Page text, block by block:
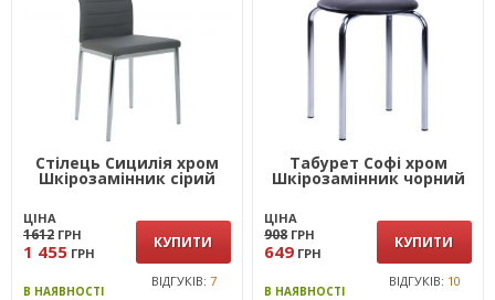
Стілець Сицилія хром
Шкірозамінник сiрий
ЦІНА
1612 ГРН
1 455 ГРН
КУПИТИ
В НАЯВНОСТІ
ВІДГУКІВ: 7
Табурет Софі хром
Шкірозамінник чорний
ЦІНА
908 ГРН
649 ГРН
КУПИТИ
В НАЯВНОСТІ
ВІДГУКІВ: 10